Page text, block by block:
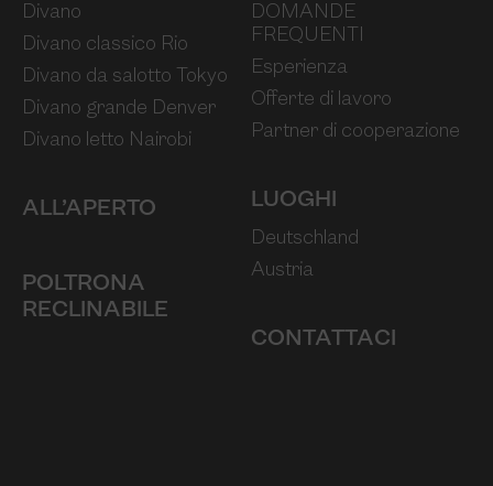
Divano
Divano classico Rio
Divano da salotto Tokyo
Divano grande Denver
Divano letto Nairobi
ALL’APERTO
POLTRONA
RECLINABILE
DOMANDE
FREQUENTI
Esperienza
Offerte di lavoro
Partner di cooperazione
LUOGHI
Deutschland
Austria
CONTATTACI